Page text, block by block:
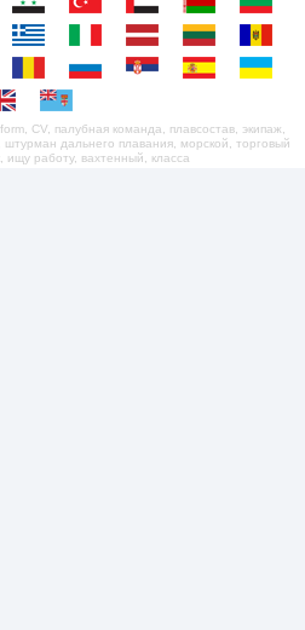
CV, палубная команда, плавсостав, экипаж,
дальнего плавания, морской, торговый
работу, вахтенный, класса